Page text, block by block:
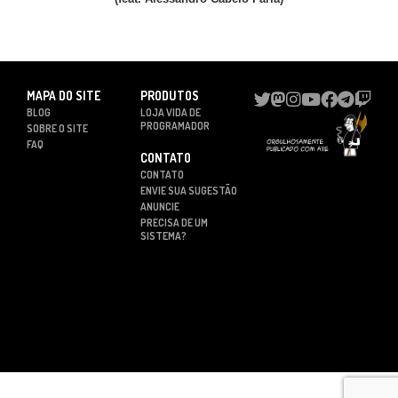
MAPA DO SITE
BLOG
SOBRE O SITE
FAQ
PRODUTOS
LOJA VIDA DE
PROGRAMADOR
CONTATO
CONTATO
ENVIE SUA SUGESTÃO
ANUNCIE
PRECISA DE UM
SISTEMA?